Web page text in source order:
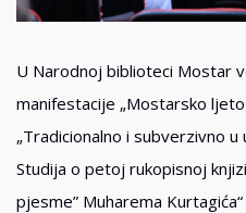
U Narodnoj biblioteci Mostar
manifestacije „Mostarsko
„Tradicionalno i subverzivno
Studija o petoj rukopisnoj
pjesme” Muharema